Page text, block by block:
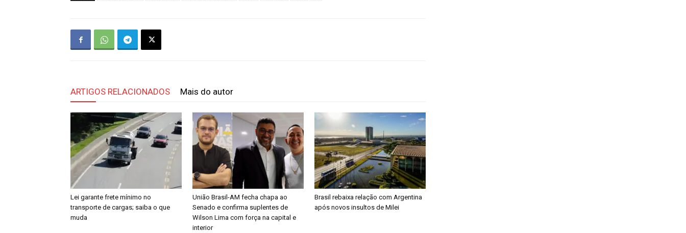
ARTIGOS RELACIONADOS Mais do autor
Lei garante frete mínimo no
transporte de cargas; saiba o que
muda
União Brasil-AM fecha chapa ao
Senado e confirma suplentes de
Wilson Lima com força na capital e
interior
Brasil rebaixa relação com Argentina
após novos insultos de Milei